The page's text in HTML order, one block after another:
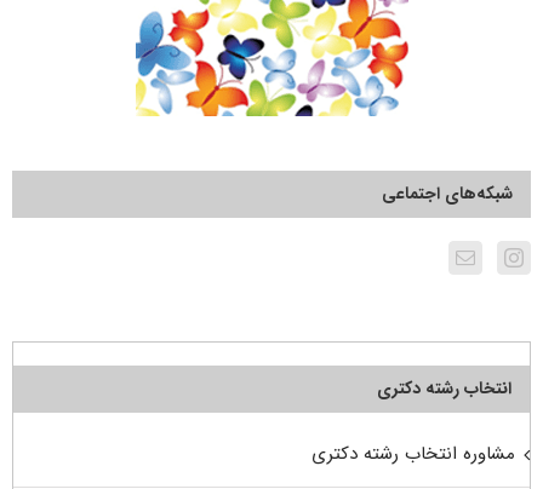
شبکه‌های اجتماعی
انتخاب رشته دکتری
مشاوره انتخاب رشته دکتری